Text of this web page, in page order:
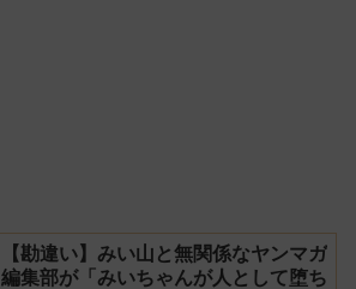
【勘違い】みい山と無関係なヤンマガ
編集部が「みいちゃんが人として堕ち